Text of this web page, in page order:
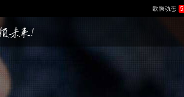
欧腾动态 5